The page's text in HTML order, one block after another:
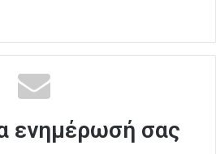
ενημέρωσή σας